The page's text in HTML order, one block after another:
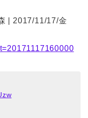
| 2017/11/17/金